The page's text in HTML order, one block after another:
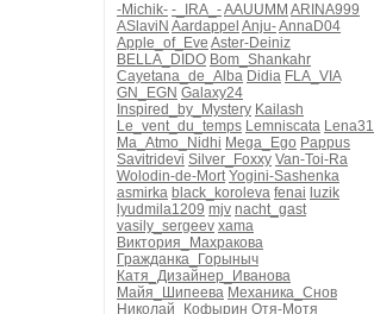
-Michik- -_IRA_-AAUUMM ARINA999
ASlaviN Aardappel Anju-AnnaD04
Apple_of_Eve Aster-Deiniz
BELLA_DIDO Bom_Shankahr
Cayetana_de_Alba Didia FLA_VIA
GN_EGN Galaxy24
Inspired_by_Mystery Kailash
Le_vent_du_temps Lemniscata Lena31
Ma_Atmo_Nidhi Mega_Ego Pappus
Savitridevi Silver_Foxxy Van-Toi-Ra
Wolodin-de-Mort Yogini-Sashenka
asmirka black_koroleva fenai luzik
lyudmila1209 mjv nacht_gast
vasily_sergeev xama
Виктория_Махракова
Гражданка_Горыныч
Катя_Дизайнер_Иванова
Майя_Шипеева Механика_Снов
Николай_Кофырин Отя-Мотя